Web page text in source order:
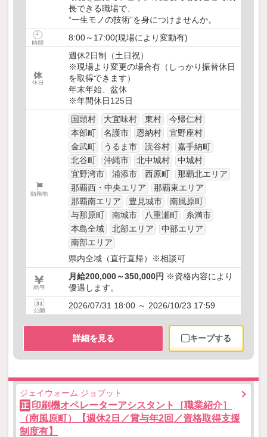
長できる職場で、
“一生モノの技術”を身につけませんか。
8:00～17:00(現場により変動有)
週休2日制（土日祝）
※現場より変更の場合有（しっかり振替休日
を取得できます）
年末年始、盆休
※年間休日125日
国頭村
大宜味村 東村
今帰仁村
本部町
名護市 恩納村
宜野座村
金武町
うるま市 読谷村
嘉手納町
北谷町
沖縄市 北中城村
中城村
宜野湾市
浦添市 西原町
那覇北エリア
那覇西・中央エリア
那覇東エリア
那覇南エリア
豊見城市
南風原町
与那原町
南城市 八重瀬町
糸満市
本島全域
北部エリア
中部エリア
南部エリア
県内全域（直行直帰）※相談可
月給200,000～350,000円 ※資格内容により
優遇します。
2026/07/31 18:00 ～ 2026/10/23 17:59
詳細を見る キープする
ジェイウォーム ジョブット
正 印刷機オペレーターアシスタント［職業紹介］
（南風原町）【週休2日／賞与年2回／資格取得支援
制度有】